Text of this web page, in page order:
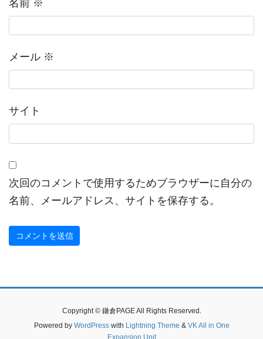
名前 ※
メール ※
サイト
次回のコメントで使用するためブラウザーに自分の
名前、メールアドレス、サイトを保存する。
Copyright © 鎌倉PAGE All Rights Reserved.
Powered by WordPresswith Lightning Theme & VK All in One
Expansion Unit